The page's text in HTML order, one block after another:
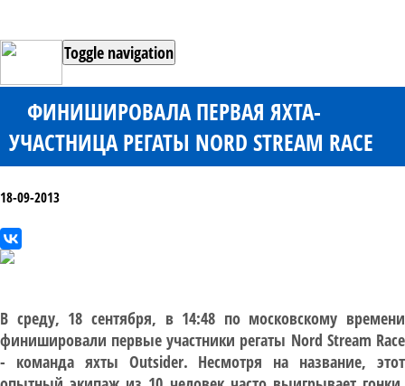
Toggle navigation
ФИНИШИРОВАЛА ПЕРВАЯ ЯХТА-
УЧАСТНИЦА РЕГАТЫ NORD STREAM RACE
18-09-2013
В среду, 18 сентября, в 14:48 по московскому времени
финишировали первые участники регаты Nord Stream Race
- команда яхты Outsider. Несмотря на название, этот